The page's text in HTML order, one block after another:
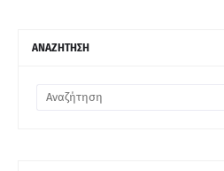
ΑΝΑΖΗΤΗΣΗ